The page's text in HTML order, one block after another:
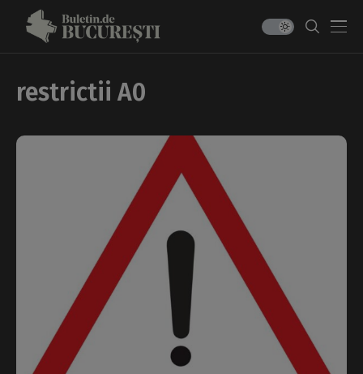
restrictii A0